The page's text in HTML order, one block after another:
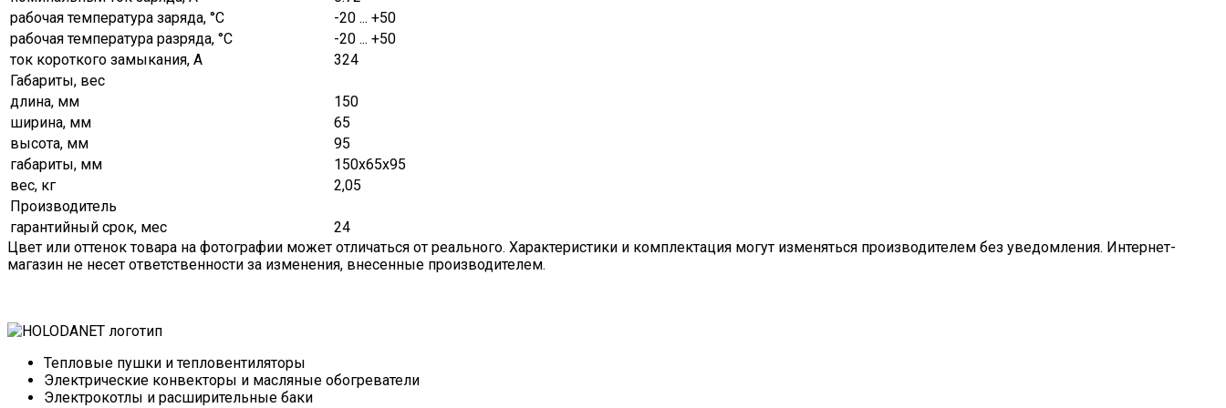
рабочая температура заряда, °C
-20 ... +50
рабочая температура разряда, °C
-20 ... +50
ток короткого замыкания, А
324
Габариты, вес
длина, мм
150
ширина, мм
65
высота, мм
95
габариты, мм
150х65х95
вес, кг
2,05
Производитель
гарантийный срок, мес
24
Цвет или оттенок товара на фотографии может отличаться от реального. Характеристики и комплектация могут изменяться производителем без уведомления. Интернет-
магазин не несет ответственности за изменения, внесенные производителем.
Тепловые пушки и тепловентиляторы
Электрические конвекторы и масляные обогреватели
Электрокотлы и расширительные баки